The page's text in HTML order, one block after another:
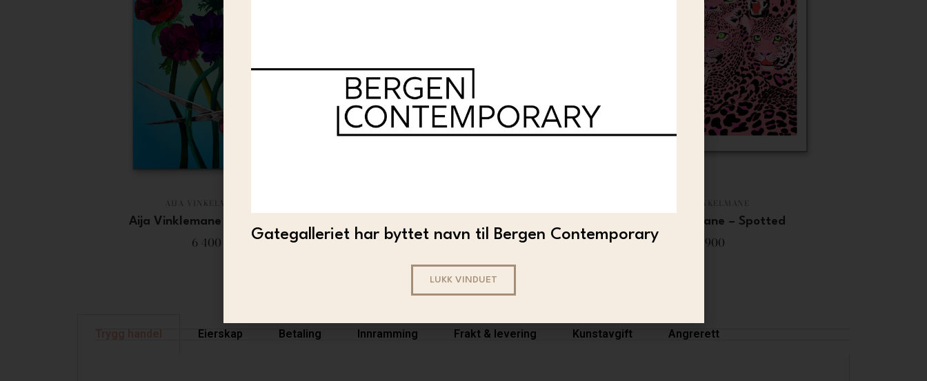
AIJA VINKELMANE
Aija Vinklemane – The Cut
6 400 3 900
AIJA VINKELMANE
Aija Vinkelmane – Spotted
3 900
Eierskap Betaling Innramming Frakt & levering Kunstavgift Angrerett
Gategalleriet har byttet navn til Bergen Contemporary
LUKK VINDUET